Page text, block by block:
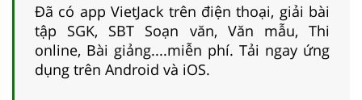
Đã có app VietJack trên điện thoại, giải bài
tập SGK, SBT Soạn văn, Văn mẫu, Thi
online, Bài giảng....miễn phí. Tải ngay ứng
dụng trên Android và iOS.